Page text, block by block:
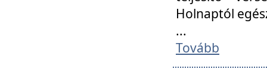
Holnaptól
...
Tovább